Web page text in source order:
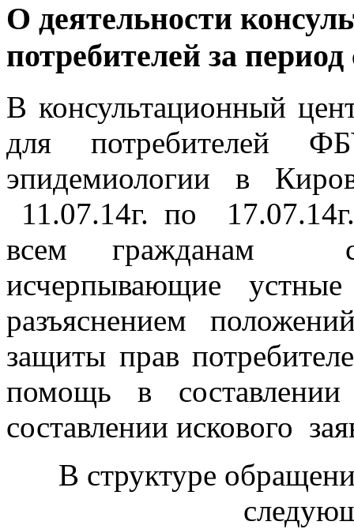
О деятельности
потребителей за период
В консультационный
для потребителей
эпидемиологии в
11.07.14г. по
всем гражданам
исчерпывающие
разъяснением
защиты прав
помощь в
составлении искового
В структуре